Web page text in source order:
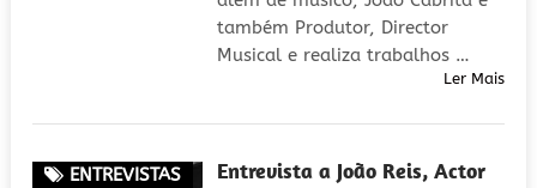
também Produtor, Director
Musical e realiza trabalhos …
Ler Mais
ENTREVISTAS Entrevista a João Reis, Actor